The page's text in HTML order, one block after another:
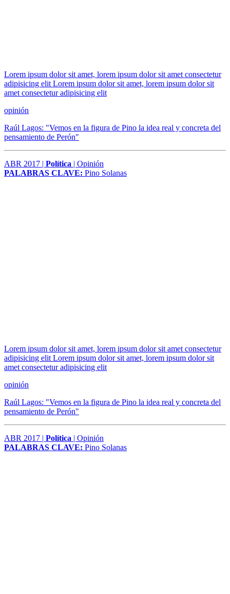
Lorem ipsum dolor sit amet, lorem ipsum dolor sit amet consectetur
adipisicing elit Lorem ipsum dolor sit amet, lorem ipsum dolor sit
amet consectetur adipisicing elit
opinión
Raúl Lagos: "Vemos en la figura de Pino la idea real y concreta del
pensamiento de Perón"
ABR 2017 | Política | Opinión
PALABRAS CLAVE: Pino Solanas
Lorem ipsum dolor sit amet, lorem ipsum dolor sit amet consectetur
adipisicing elit Lorem ipsum dolor sit amet, lorem ipsum dolor sit
amet consectetur adipisicing elit
opinión
Raúl Lagos: "Vemos en la figura de Pino la idea real y concreta del
pensamiento de Perón"
ABR 2017 | Política | Opinión
PALABRAS CLAVE: Pino Solanas